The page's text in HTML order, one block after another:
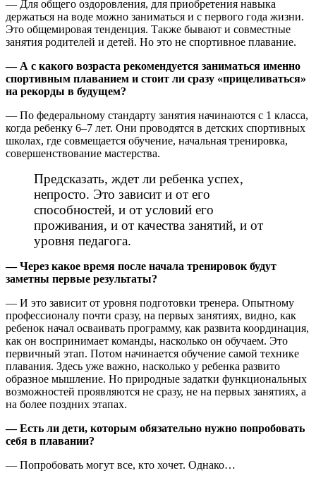
— Для общего оздоровления, для приобретения навыка
держаться на воде можно заниматься и с первого года жизни.
Это общемировая тенденция. Также бывают и совместные
занятия родителей и детей. Но это не спортивное плавание.
— А с какого возраста рекомендуется заниматься именно
спортивным плаванием и стоит ли сразу «прицеливаться»
на рекорды в будущем?
— По федеральному стандарту занятия начинаются с 1 класса,
когда ребенку 6–7 лет. Они проводятся в детских спортивных
школах, где совмещается обучение, начальная тренировка,
совершенствование мастерства.
Предсказать, ждет ли ребенка успех,
непросто. Это зависит и от его
способностей, и от условий его
проживания, и от качества занятий, и от
уровня педагога.
— Через какое время после начала тренировок будут
заметны первые результаты?
— И это зависит от уровня подготовки тренера. Опытному
профессионалу почти сразу, на первых занятиях, видно, как
ребенок начал осваивать программу, как развита координация,
как он воспринимает команды, насколько он обучаем. Это
первичный этап. Потом начинается обучение самой технике
плавания. Здесь уже важно, насколько у ребенка развито
образное мышление. Но природные задатки функциональных
возможностей проявляются не сразу, не на первых занятиях, а
на более поздних этапах.
— Есть ли дети, которым обязательно нужно попробовать
себя в плавании?
— Попробовать могут все, кто хочет. Однако…